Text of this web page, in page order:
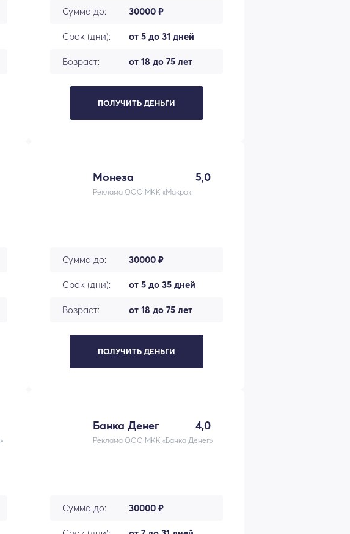
Сумма до: 30000 ₽
Срок (дни): от 5 до 31 дней
Возраст: от 18 до 75 лет
ПОЛУЧИТЬ ДЕНЬГИ
Монеза 5,0
Реклама ООО МКК «Макро»
Сумма до: 30000 ₽
Срок (дни): от 5 до 35 дней
Возраст: от 18 до 75 лет
ПОЛУЧИТЬ ДЕНЬГИ
Банка Денег 4,0
Реклама ООО МКК «Банка Денег»
Сумма до: 30000 ₽